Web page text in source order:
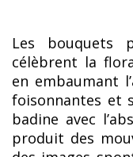
Les bouquets
célèbrent la
en embaumant
foisonnantes et
badine avec
produit des